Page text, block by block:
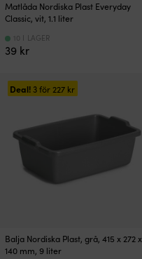
Matlåda Nordiska Plast Everyday
Classic, vit, 1.1 liter
39 kr
10 I LAGER
Deal!3 för 227 kr
Balja Nordiska Plast, grå, 415 x 272 x
140 mm, 9 liter